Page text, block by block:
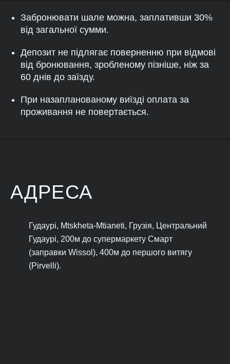
Забронювати шале можна, заплативши 30%
від загальної сумми.
Депозит не підлягає поверненню при відмові
від бронювання, зробленому пізніше, ніж за
60 днів до заїзду.
При назапланованому виїзді оплата за
проживання не повертається.
АДРЕСА
Гудаурі, Mtskheta-Mtianeti, Грузія, Центральний
Гудаурі, 200м до супермаркету Смарт
(заправки Wissol), 400м до першого витягу
(Pirvelli).